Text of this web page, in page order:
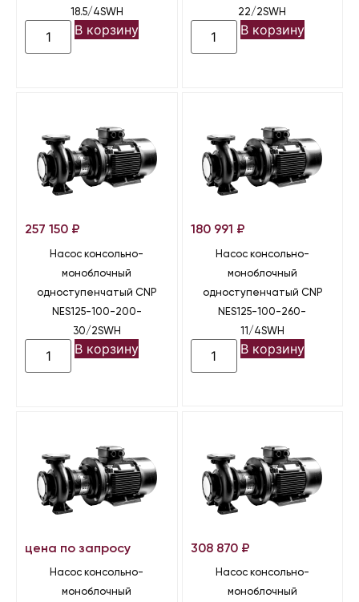
18.5/4SWH
В корзину
22/2SWH
В корзину
257 150 ₽
Насос консольно-
моноблочный
одноступенчатый CNP
NES125-100-200-
30/2SWH
В корзину
180 991 ₽
Насос консольно-
моноблочный
одноступенчатый CNP
NES125-100-260-
11/4SWH
В корзину
цена по запросу
Насос консольно-
моноблочный
308 870 ₽
Насос консольно-
моноблочный